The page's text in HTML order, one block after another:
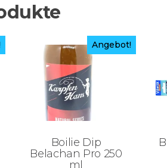
Angebot!
Boilie Dip
Belachan Pro 250
ml